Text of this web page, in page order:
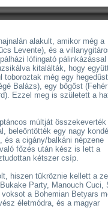
alakult, amikor még a
Levente), és a
lófingató pálinkázással
kitalálták, hogy
még egy hegedűst
Balázs), egy bőgőst (Fehér
Ezzel meg is született a
múltját összekeverték
beleöntötték egy nagy
és a cigány/balkáni népzene
főzés után kész is lett a
kétszer csíp.
hiszen tükröznie kellett a
Party, Manouch Cuci,
a Bohemian Betyars
életmódra, és a magyar